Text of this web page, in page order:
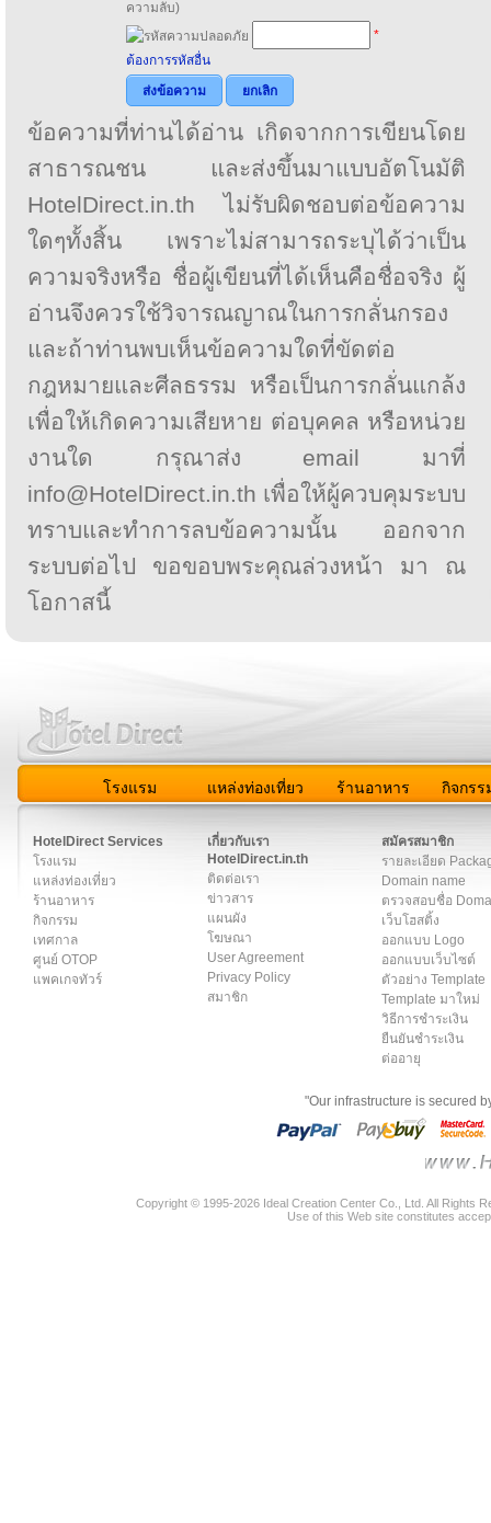
ความลับ)
*
ต้องการรหัสอื่น
ส่งข้อความ
ยกเลิก
ข้อความที่ท่านได้อ่าน เกิดจากการเขียนโดย
สาธารณชน และส่งขึ้นมาแบบอัตโนมัติ
HotelDirect.in.th ไม่รับผิดชอบต่อข้อความ
ใดๆทั้งสิ้น เพราะไม่สามารถระบุได้ว่าเป็น
ความจริงหรือ ชื่อผู้เขียนที่ได้เห็นคือชื่อจริง ผู้
อ่านจึงควรใช้วิจารณญาณในการกลั่นกรอง
และถ้าท่านพบเห็นข้อความใดที่ขัดต่อ
กฎหมายและศีลธรรม หรือเป็นการกลั่นแกล้ง
เพื่อให้เกิดความเสียหาย ต่อบุคคล หรือหน่วย
งานใด กรุณาส่ง email มาที่
info@HotelDirect.in.th เพื่อให้ผู้ควบคุมระบบ
ทราบและทำการลบข้อความนั้น ออกจาก
ระบบต่อไป ขอขอบพระคุณล่วงหน้า มา ณ
โอกาสนี้
โรงแรม แหล่งท่องเที่ยว ร้านอาหาร กิจกรร
HotelDirect Services
โรงแรม
แหล่งท่องเที่ยว
ร้านอาหาร
กิจกรรม
เทศกาล
ศูนย์ OTOP
แพคเกจทัวร์
เกี่ยวกับเรา
HotelDirect.in.th
ติดต่อเรา
ข่าวสาร
แผนผัง
โฆษณา
User Agreement
Privacy Policy
สมาชิก
สมัครสมาชิก
รายละเอียด
Domain name
ตรวจสอบชื่อ
เว็บโฮสติ้ง
ออกแบบ Logo
ออกแบบเว็บไซต์
ตัวอย่าง Template
Template มาใหม่
วิธีการชำระเงิน
ยืนยันชำระเงิน
ต่ออายุ
"Our infrastructure is secured
Copyright © 1995-2026 Ideal Creation Center Co., Ltd. All Rights
Use of this Web site constitutes